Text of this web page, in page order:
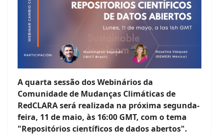
A quarta sessão dos Webinários da
Comunidade de Mudanças Climáticas de
RedCLARA será realizada na próxima segunda-
feira, 11 de maio, às 16:00 GMT, com o tema
"Repositórios científicos de dados abertos".